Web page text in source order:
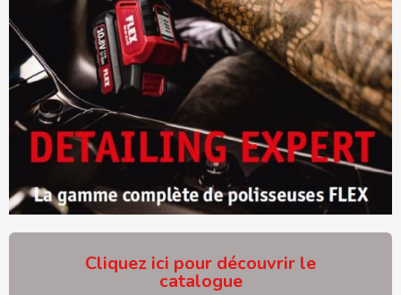
Cliquez ici pour découvrir le
catalogue